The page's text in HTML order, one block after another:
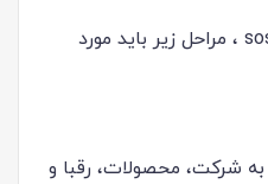
برای طراحی مدل بازاریابی sostac ، مراحل زیر باید مورد
به شرکت، محصولات، رقبا و